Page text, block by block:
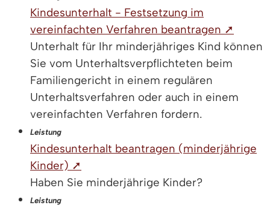
Kindesunterhalt - Festsetzung im
vereinfachten Verfahren beantragen ➚
Unterhalt für Ihr minderjähriges Kind können
Sie vom Unterhaltsverpflichteten beim
Familiengericht in einem regulären
Unterhaltsverfahren oder auch in einem
vereinfachten Verfahren fordern.
Leistung
Kindesunterhalt beantragen (minderjährige
Kinder) ➚
Haben Sie minderjährige Kinder?
Leistung